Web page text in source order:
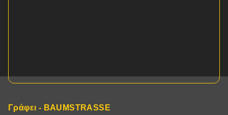
Γράφει - BAUMSTRASSE